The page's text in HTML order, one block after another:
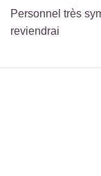
Personnel très
reviendrai